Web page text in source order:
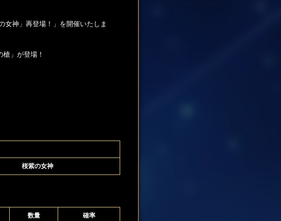
女神」再登場！」を開催いたしま
」が登場！
桜紫の女神
数量 確率